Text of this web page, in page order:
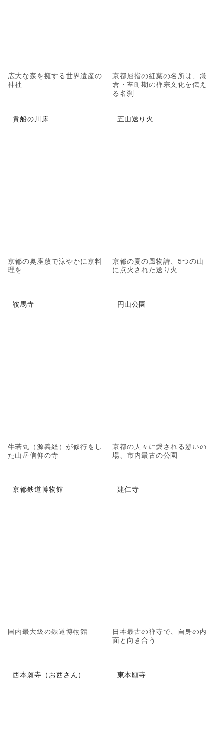
広大な森を擁する世界遺産の
神社
京都屈指の紅葉の名所は、鎌
倉・室町期の禅宗文化を伝え
る名刹
貴船の川床
京都の奥座敷で涼やかに京料
理を
五山送り火
京都の夏の風物詩、5つの山
に点火された送り火
鞍馬寺
牛若丸（源義経）が修行をし
た山岳信仰の寺
円山公園
京都の人々に愛される憩いの
場、市内最古の公園
京都鉄道博物館
国内最大級の鉄道博物館
建仁寺
日本最古の禅寺で、自身の内
面と向き合う
西本願寺（お西さん） 東本願寺